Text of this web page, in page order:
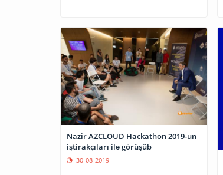
Nazir AZCLOUD Hackathon 2019-un
iştirakçıları ilə görüşüb
30-08-2019